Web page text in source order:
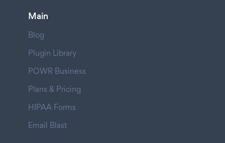
Main
Blog
Plugin Library
POWR Business
Plans & Pricing
HIPAA Forms
Email Blast